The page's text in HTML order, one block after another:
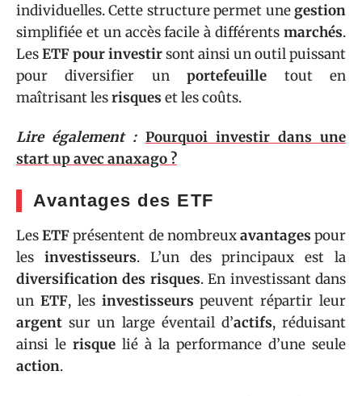
individuelles. Cette structure permet unegestion
simplifiée et un accès facile à différents marchés.
LesETF pour investirsont ainsi un outil puissant
pour diversifier unportefeuille tout en
maîtrisant lesrisques et les coûts.
Lire également : Pourquoi investir dans une
start up avec anaxago ?
Avantages des ETF
LesETFprésentent de nombreuxavantages pour
les investisseurs. L’un des principaux est la
diversification des risques. En investissant dans
un ETF, les investisseurs peuvent répartir leur
argent sur un large éventail d’actifs, réduisant
ainsi le risque lié à la performance d’une seule
action.